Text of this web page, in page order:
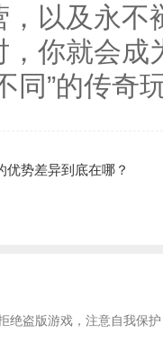
以及永不
你就会成
同”的传奇
优势差异到底在哪？
绝盗版游戏，注意自我保